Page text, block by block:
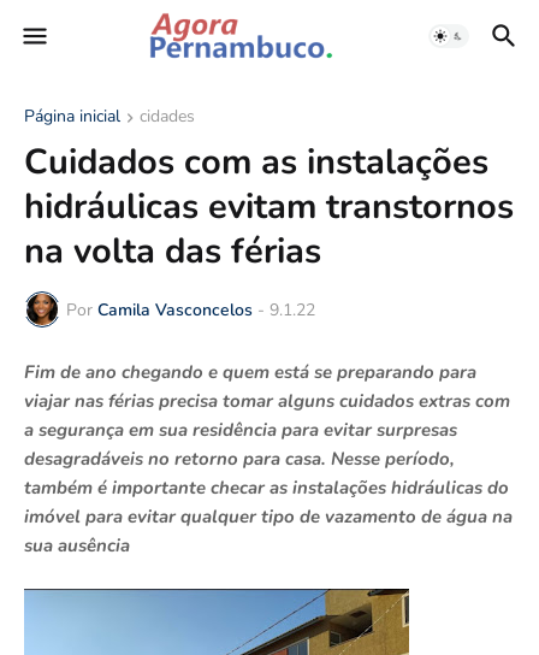
Página inicial cidades
Cuidados com as instalações
hidráulicas evitam transtornos
na volta das férias
Por Camila Vasconcelos - 9.1.22
Fim de ano chegando e quem está se preparando para
viajar nas férias precisa tomar alguns cuidados extras com
a segurança em sua residência para evitar surpresas
desagradáveis no retorno para casa. Nesse período,
também é importante checar as instalações hidráulicas do
imóvel para evitar qualquer tipo de vazamento de água na
sua ausência